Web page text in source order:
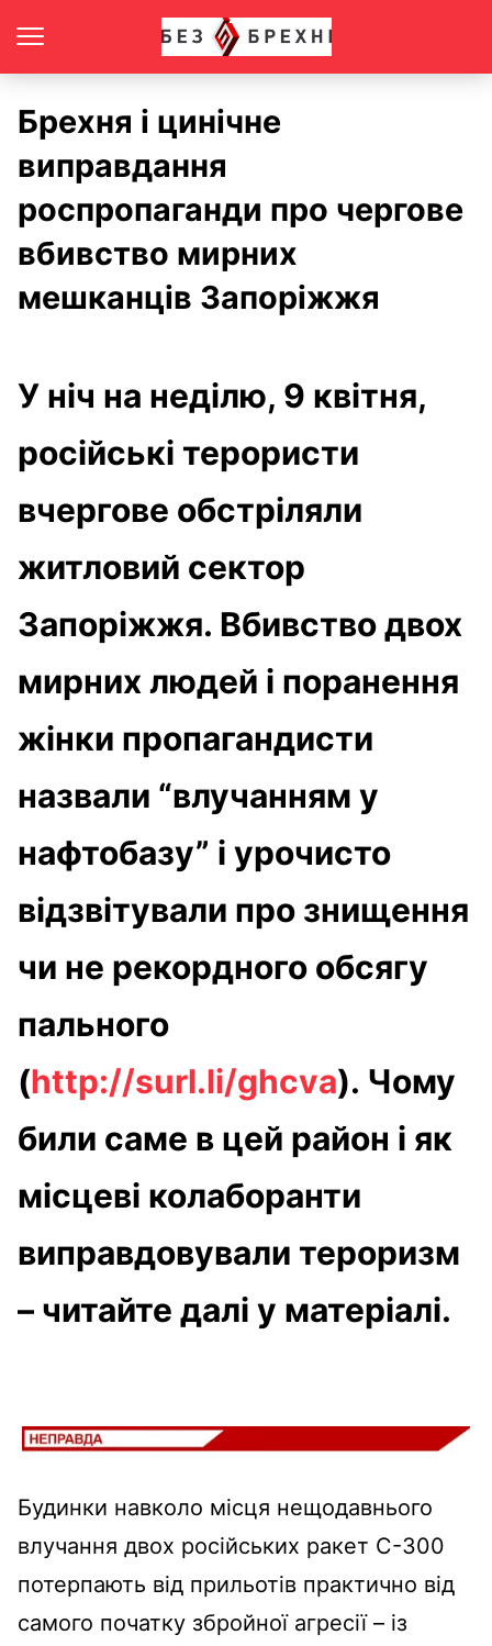
Брехня і цинічне
виправдання
роспропаганди про чергове
вбивство мирних
мешканців Запоріжжя
У ніч на неділю, 9 квітня,
російські терористи
вчергове обстріляли
житловий сектор
Запоріжжя. Вбивство двох
мирних людей і поранення
жінки пропагандисти
назвали “влучанням у
нафтобазу” і урочисто
відзвітували про знищення
чи не рекордного обсягу
пального
(http://surl.li/ghcva). Чому
били саме в цей район і як
місцеві колаборанти
виправдовували тероризм
– читайте далі у матеріалі.
Будинки навколо місця нещодавнього
влучання двох російських ракет С-300
потерпають від прильотів практично від
самого початку збройної агресії – із